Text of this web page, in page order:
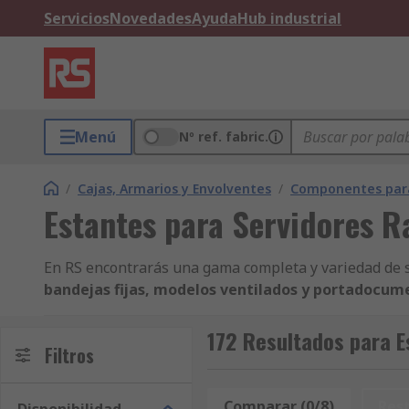
ServiciosNovedadesAyudaHub industrial
Menú Nº ref. fabric.
/ Cajas, Armarios y Envolventes / Componentes
Estantes para Servidores
En RS encontrarás una gama completa y variedad
bandejas fijas, modelos ventilados y
Descubre aquí la
línea propia de RS PRO de
Filtros 172 Resultados para